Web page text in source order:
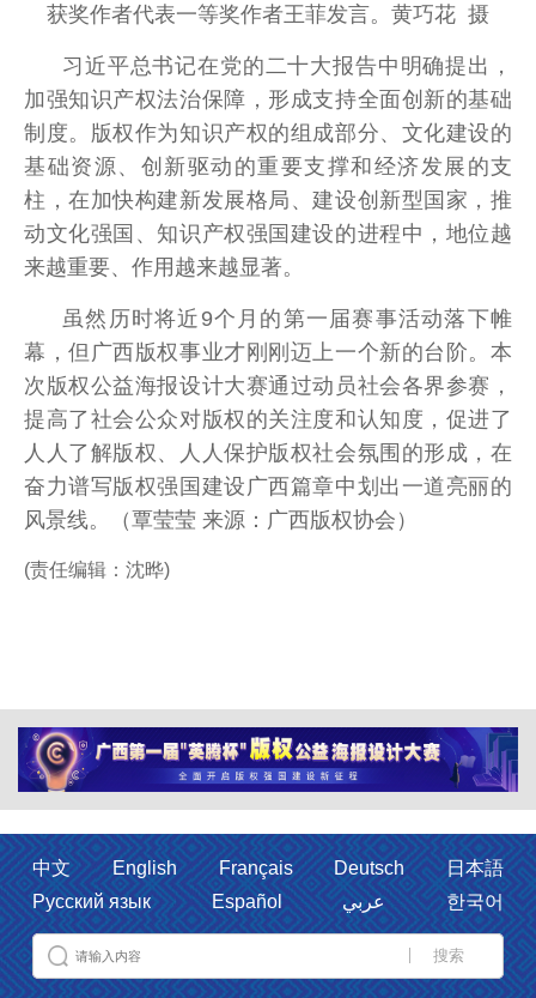
获奖作者代表一等奖作者王菲发言。黄巧花 摄
习近平总书记在党的二十大报告中明确提出，
加强知识产权法治保障，形成支持全面创新的基础
制度。版权作为知识产权的组成部分、文化建设的
基础资源、创新驱动的重要支撑和经济发展的支
柱，在加快构建新发展格局、建设创新型国家，推
动文化强国、知识产权强国建设的进程中，地位越
来越重要、作用越来越显著。
虽然历时将近9个月的第一届赛事活动落下帷
幕，但广西版权事业才刚刚迈上一个新的台阶。本
次版权公益海报设计大赛通过动员社会各界参赛，
提高了社会公众对版权的关注度和认知度，促进了
人人了解版权、人人保护版权社会氛围的形成，在
奋力谱写版权强国建设广西篇章中划出一道亮丽的
风景线。（覃莹莹 来源：广西版权协会）
(责任编辑：沈晔)
中文 English Français Deutsch
日本語
Русский язык
Español عربي 한국어
搜索